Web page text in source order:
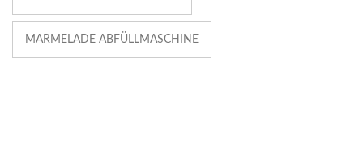
MARMELADE ABFÜLLMASCHINE